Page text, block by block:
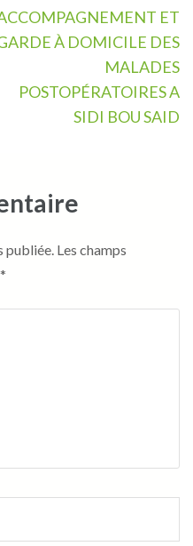
ET
À DOMICILE DES
MALADES
POSTOPÉRATOIRES A
SIDI BOU SAID
publiée. Les champs
*